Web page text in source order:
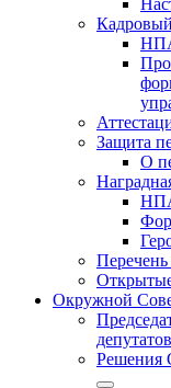
Защита
О
Окружной
депутатов
Решения